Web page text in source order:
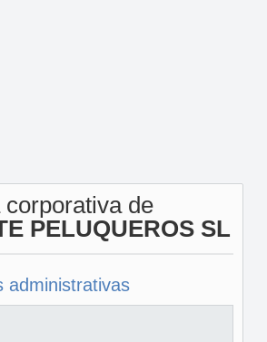
de
PELUQUEROS SL
administrativas